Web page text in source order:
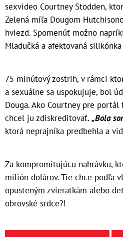
sexvideo Courtney Stodden,
Zelená míľa Dougom
hviezd. Spomenúť možno
Mladučká a afektovaná
75 minútový zostrih, v rámci
a sexuálne sa uspokujuje, bol
Douga. Ako Courtney pre
chcel ju zdiskreditovať. „Bola
ktorá neprajníka predbehla a
Za kompromitujúcu nahrávku,
milión dolárov. Tie chce podľa
opusteným zvieratkám alebo
obrovské srdce?!